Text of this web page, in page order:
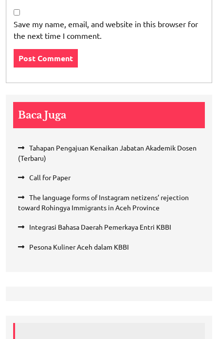
Save my name, email, and website in this browser for
the next time I comment.
Baca Juga
Tahapan Pengajuan Kenaikan Jabatan Akademik Dosen
(Terbaru)
Call for Paper
The language forms of Instagram netizens’ rejection
toward Rohingya Immigrants in Aceh Province
Integrasi Bahasa Daerah Pemerkaya Entri KBBI
Pesona Kuliner Aceh dalam KBBI